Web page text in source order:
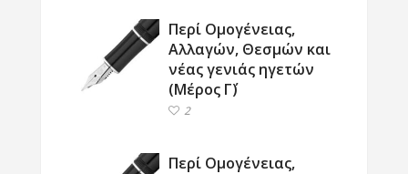
Περί Ομογένειας,
Αλλαγών, Θεσμών και
νέας γενιάς ηγετών
(Μέρος Γ΄)
2
Περί Ομογένειας,